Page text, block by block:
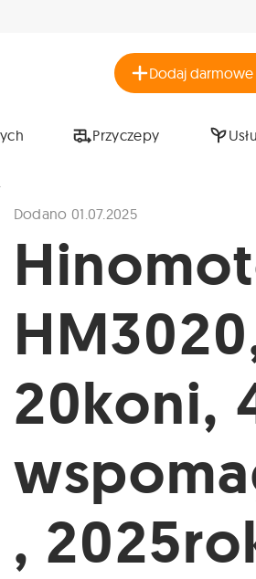
Dodaj darmowe
Przyczepy
Dodano 01.07.2025
20koni,
,